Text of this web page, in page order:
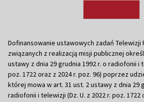
Dofinansowanie ustawowych zadań Telewizji
związanych z realizacją misji publicznej
ustawy z dnia 29 grudnia 1992 r. o radiofonii i
poz. 1722 oraz z 2024 r. poz. 96) poprzez
której mowa w art. 31 ust. 2 ustawy z dnia 29
radiofonii i telewizji (Dz. U. z 2022 r. poz. 1722